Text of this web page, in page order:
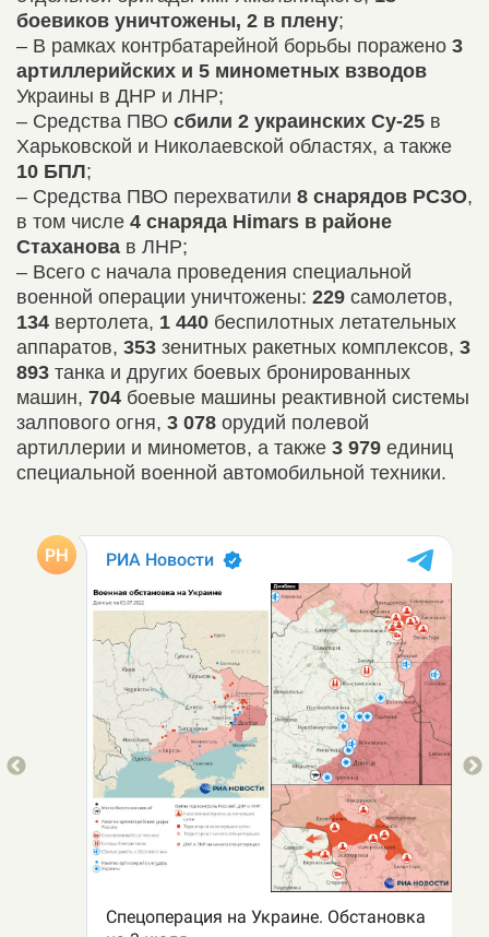
боевиков уничтожены, 2 в плену;
– В рамках контрбатарейной борьбы поражено 3
артиллерийских и 5 минометных взводов
Украины в ДНР и ЛНР;
– Средства ПВО сбили 2 украинских Су-25 в
Харьковской и Николаевской областях, а также
10 БПЛ;
– Средства ПВО перехватили 8 снарядов РСЗО,
в том числе 4 снаряда Himars в районе
Стаханова в ЛНР;
– Всего с начала проведения специальной
военной операции уничтожены: 229 самолетов,
134 вертолета, 1 440 беспилотных летательных
аппаратов, 353 зенитных ракетных комплексов, 3
893 танка и других боевых бронированных
машин, 704 боевые машины реактивной системы
залпового огня, 3 078 орудий полевой
артиллерии и минометов, а также 3 979 единиц
специальной военной автомобильной техники.